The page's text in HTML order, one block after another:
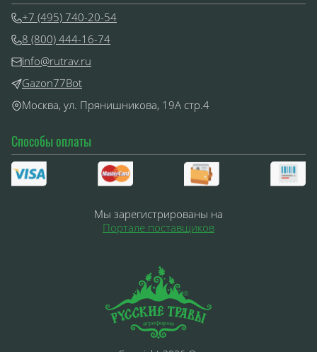
Способы оплаты
Мы зарегистрированы на
Портале поставщиков
+7 (495) 740-20-54
8 (800) 444-16-74
info@rutrav.ru
Gazon77Bot
Москва, ул. Прянишникова, 19А стр.4